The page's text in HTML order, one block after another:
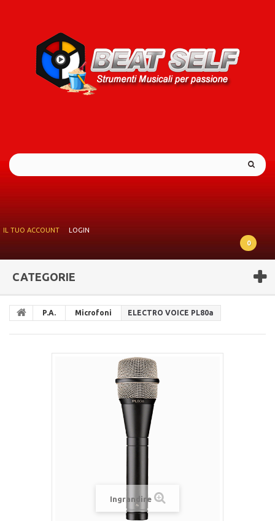
IL TUO ACCOUNT
LOGIN
0
CATEGORIE
P.A. Microfoni ELECTRO VOICE PL80a
Ingrandire